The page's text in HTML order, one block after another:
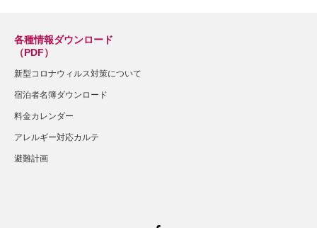
各種情報ダウンロード
（PDF）
新型コロナウィルス対策について
宿泊者名簿ダウンロード
料金カレンダー
アレルギー対応カルテ
避難計画